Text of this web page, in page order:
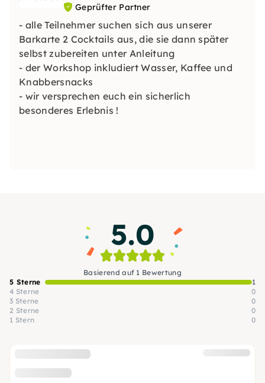
Geprüfter Partner
- alle Teilnehmer suchen sich aus unserer
Barkarte 2 Cocktails aus, die sie dann später
selbst zubereiten unter Anleitung
- der Workshop inkludiert Wasser, Kaffee und
Knabbersnacks
- wir versprechen euch ein sicherlich
besonderes Erlebnis !
5.0
Basierend auf 1 Bewertung
5 Sterne
1
4 Sterne
0
3 Sterne
0
2 Sterne
0
1 Stern
0